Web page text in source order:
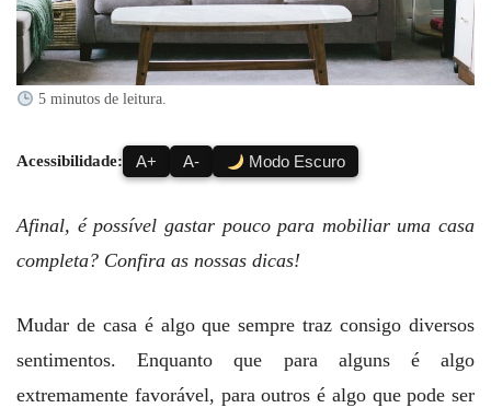
5 minutos de leitura.
Acessibilidade: A+ A- Modo Escuro
Afinal, é possível gastar pouco para mobiliar uma casa
completa? Confira as nossas dicas!
Mudar de casa é algo que sempre traz consigo diversos
sentimentos. Enquanto que para alguns é algo
extremamente favorável, para outros é algo que pode ser